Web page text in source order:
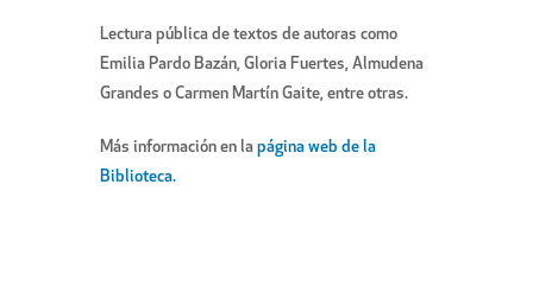
Lectura pública de textos de autoras como
Emilia Pardo Bazán, Gloria Fuertes, Almudena
Grandes o Carmen Martín Gaite, entre otras.
Más información en la página web de la
Biblioteca.